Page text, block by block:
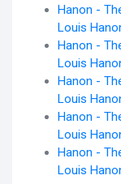
Hanon -
Louis
Hanon -
Louis
Hanon -
Louis
Hanon -
Louis
Hanon -
Louis